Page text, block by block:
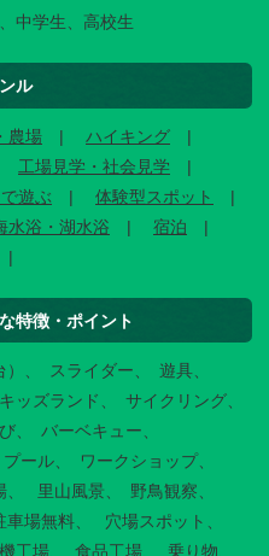
中学生、高校生
ル
農場
ハイキング
工場見学・社会見学
遊ぶ
体験型スポット
水浴・湖水浴
宿泊
特徴・ポイント
スライダー
遊具
キッズランド
サイクリング
バーベキュー
プール
ワークショップ
里山風景
野鳥観察
車場無料
穴場スポット
工場 食品工場 乗り物